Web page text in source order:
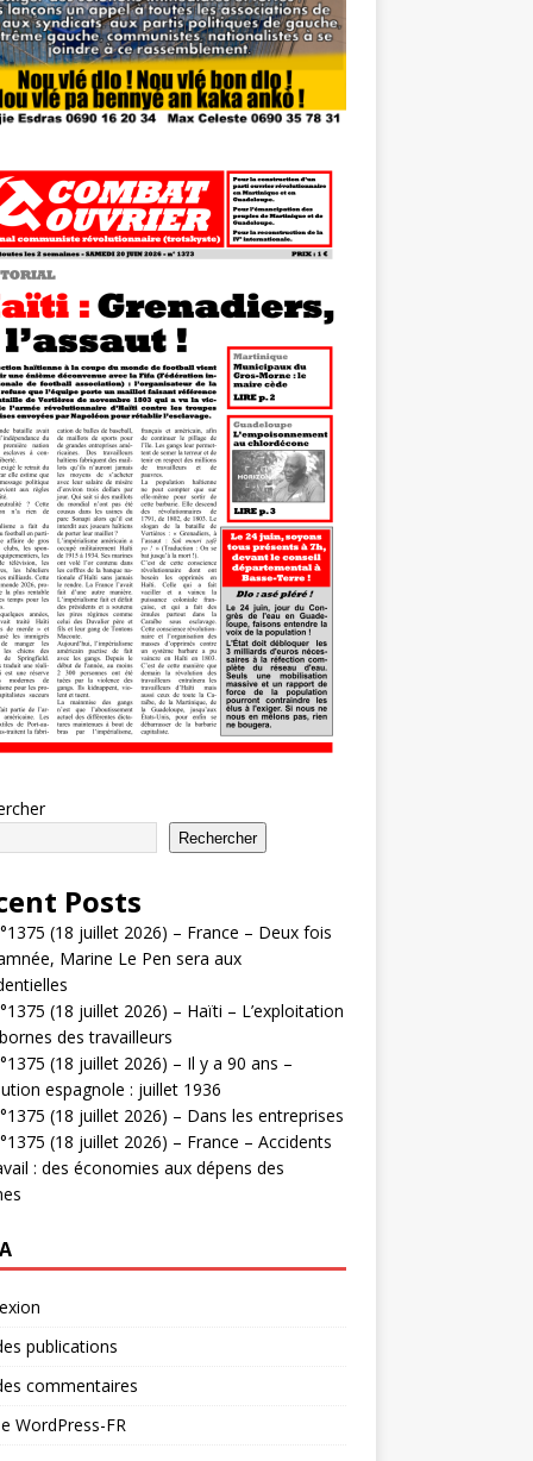
Rechercher
Posts
(18 juillet 2026) – France – Deux fois
Marine Le Pen sera aux
(18 juillet 2026) – Haïti – L’exploitation
des travailleurs
(18 juillet 2026) – Il y a 90 ans –
espagnole : juillet 1936
(18 juillet 2026) – Dans les entreprises
(18 juillet 2026) – France – Accidents
: des économies aux dépens des
publications
commentaires
WordPress-FR